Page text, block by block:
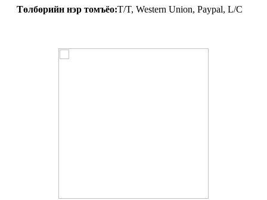
Төлбөрийн нэр томъёо:T/T, Western Union, Paypal, L/C